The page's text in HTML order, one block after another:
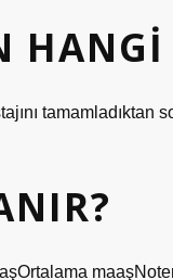
tamamladıktan